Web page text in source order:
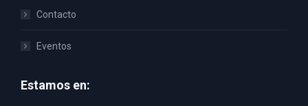
Contacto
Eventos
Estamos en: